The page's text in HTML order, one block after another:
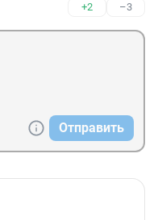
+2 –3
Отправить